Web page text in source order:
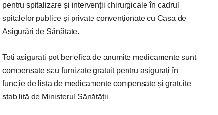
pentru spitalizare și intervenții chirurgicale în cadrul
spitalelor publice și private convenționate cu Casa de
Asigurări de Sănătate.
Toti asigurati pot benefica de anumite medicamente sunt
compensate sau furnizate gratuit pentru asigurați în
funcție de lista de medicamente compensate și gratuite
stabilită de Ministerul Sănătății.